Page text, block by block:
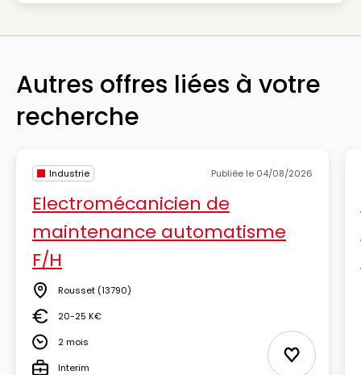
Autres offres liées à votre
recherche
Industrie Publiée le 04/08/2026
Electromécanicien de
maintenance automatisme
F/H
Lieu Rousset (13790)
Salaire20-25 K€
Durée2 mois
Interim Ajouter